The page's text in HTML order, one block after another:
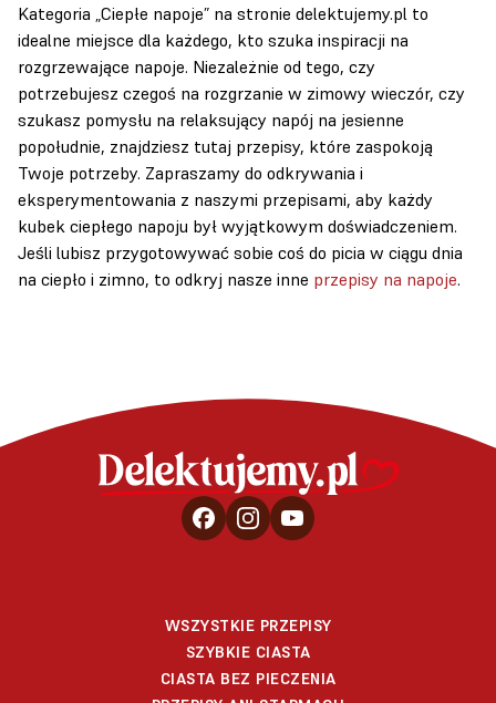
Kategoria „Ciepłe napoje” na stronie delektujemy.pl to
idealne miejsce dla każdego, kto szuka inspiracji na
rozgrzewające napoje. Niezależnie od tego, czy
potrzebujesz czegoś na rozgrzanie w zimowy wieczór, czy
szukasz pomysłu na relaksujący napój na jesienne
popołudnie, znajdziesz tutaj przepisy, które zaspokoją
Twoje potrzeby. Zapraszamy do odkrywania i
eksperymentowania z naszymi przepisami, aby każdy
kubek ciepłego napoju był wyjątkowym doświadczeniem.
Jeśli lubisz przygotowywać sobie coś do picia w ciągu dnia
na ciepło i zimno, to odkryj nasze inne przepisy na napoje.
WSZYSTKIE PRZEPISY
SZYBKIE CIASTA
CIASTA BEZ PIECZENIA